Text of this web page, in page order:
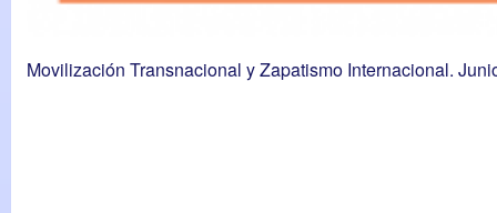
Movilización Transnacional y Zapatismo Internacional.